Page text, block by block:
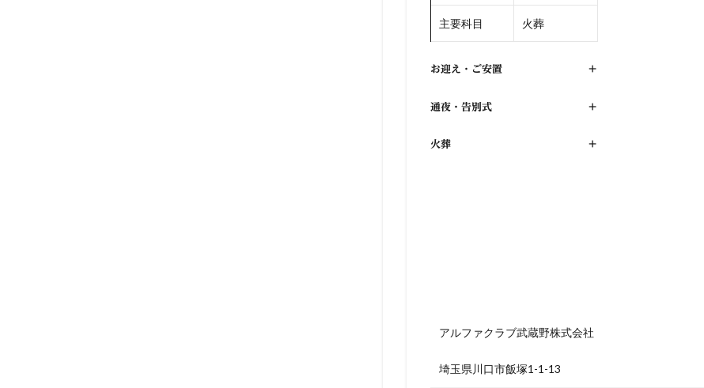
主要科目 火葬
お迎え・ご安置 +
通夜・告別式 +
火葬 +
アルファクラブ武蔵野株式会社
埼玉県川口市飯塚1-1-13